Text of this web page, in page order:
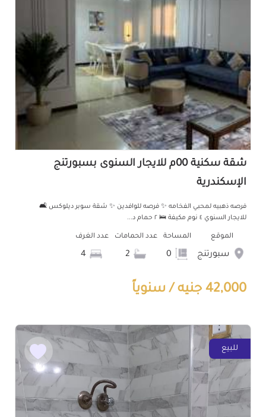
شقة سكنية 00م للايجار السنوى بسبورتنج
الإسكندرية
فرصه ذهبيه لمحبي الفخامه ✨ فرصه للوافدين ✨ شقة سوبر ديلوكس 🛋️
للايجار السنوي ٤ نوم مكيفة 🛌 ٢ حمام د...
الموقع
سبورتنج
المساحة عدد الحمامات عدد الغرف
42,000 جنيه / سنوياً
للبيع